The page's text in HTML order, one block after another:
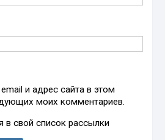
и адрес сайта в этом
моих комментариев.
в свой список рассылки